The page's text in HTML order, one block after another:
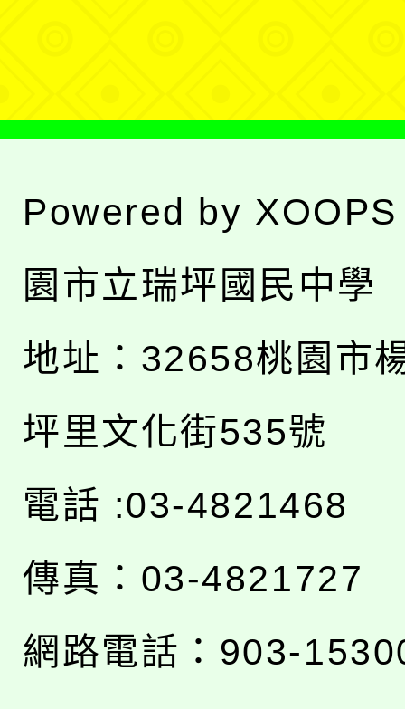
Powered by XOOPS
園市立瑞坪國民中學
地址： 32658桃園市
坪里文化街535號
電話 :03-4821468
傳真：03-4821727
網路電話：903-